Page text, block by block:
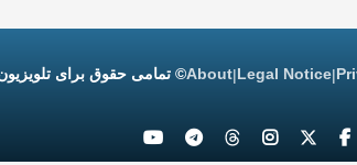
|
Legal Notice
|
About© تمامی حقوق برای